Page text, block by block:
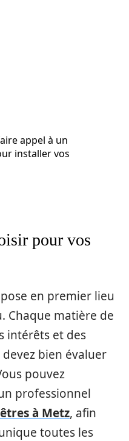
appel à un
installer vos
pour vos
en premier lieu
Chaque matière de
intérêts et des
bien évaluer
pouvez
professionnel
à Metz, afin
toutes les